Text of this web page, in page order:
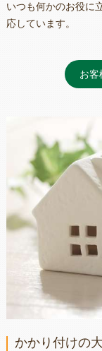
いつも何かのお役に
応しています。
お客
かかり付けの